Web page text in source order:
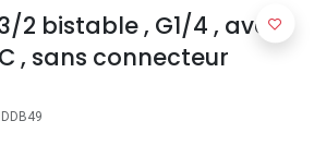
2 bistable , G1/4 , avec
, sans connecteur